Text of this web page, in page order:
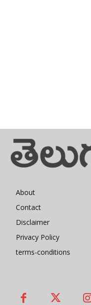
About
Contact
Disclaimer
Privacy Policy
terms-conditions